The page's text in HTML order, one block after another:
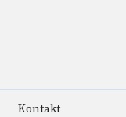
Kontakt